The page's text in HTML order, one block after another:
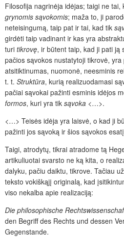
Filosofija nagrinėja idėjas; taigi ne tai,
grynomis sąvokomis; maža to, ji
neteisingumą, taip pat ir tai, kad tik
girdėti taip vadinant ir kas yra
turi tikrovę, ir būtent taip, kad ji pati ją
pačios sąvokos nustatytoji tikrovė,
atsitiktinumas, nuomonė, neesminis
t. t. Struktūra, kurią realizuodamasi
pačiai sąvokai pažinti esminis idėjos
formos, kuri yra tik sąvoka <…>.
<…> Teisės idėja yra laisvė, o kad ji
pažinti jos sąvoką ir šios sąvokos
Taigi, atrodytų, tikrai atradome tą
artikuliuotai svarsto ne ką kita, o
dalyku, pačiu daiktu, tikrove. Tačiau
teksto vokiškąjį originalą, kad
viso nekalba apie realizaciją:
Die philosophische
den Begriff des Rechts und dessen
Gegenstande.